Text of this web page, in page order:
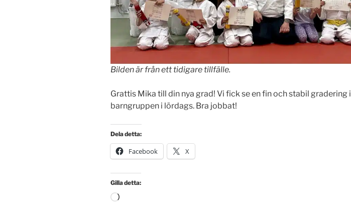
Bilden är från ett tidigare tillfälle.
Grattis Mika till din nya grad! Vi fick se en fin och stabil gradering i
barngruppen i lördags. Bra jobbat!
Dela detta:
Facebook X
Gilla detta:
Laddar